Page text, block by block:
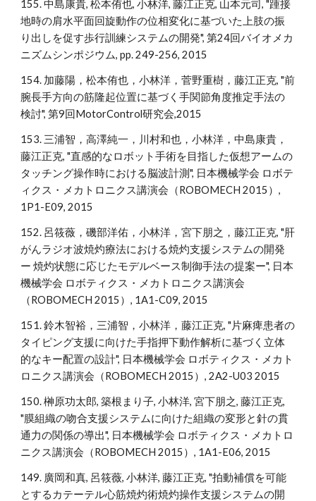
155. 中島康貴, 松本侑也, 小林洋, 藤江正克, 山本元司, "踵接
地時の肩水平面回旋動作の位相変化に基づいた上肢の振
り出しを促す歩行訓練システムの開発", 第24回バイオメカ
ニズムシンポジウム, pp. 249-256, 2015
154. 加藤陽，松本侑也，小林洋，菅野重樹，藤江正克, "前
腕長手方向の筋隆起位置に基づく手関節角度推定手法の
検討", 第9回MotorControl研究会,2015
153. 三浦智，高澤純一，川村和也，小林洋，中島康貴，
藤江正克, "直感的なロボット手術を目指した仮想アームの
タッチング操作時における脳波計測", 日本機械学会 ロボテ
ィクス・メカトロニクス講演会（ROBOMECH 2015）,
1P1-E09, 2015
152. 呂筱薇，磯部洋佑，小林洋，宮下朋之，藤江正克, "肝
がんラジオ波焼灼療法における焼灼支援システムの開発
ー 焼灼状態に応じたモデルベース制御手法の提案ー", 日本
機械学会 ロボティクス・メカトロニクス講演会
（ROBOMECH 2015）, 1A1-C09, 2015
151. 鈴木智裕，三浦智，小林洋，藤江正克, "片麻痺患者の
タイピング支援に向けた手指押下動作解析に基づく立体
的なキー配置の設計", 日本機械学会 ロボティクス・メカト
ロニクス講演会（ROBOMECH 2015）, 2A2-U03 2015
150. 榊原功太郎, 築根まり子, 小林洋, 宮下朋之, 藤江正克,
"膜組織の吻合支援システムに向けた組織の変形と針の貫
通力の関係の導出", 日本機械学会 ロボティクス・メカトロ
ニクス講演会（ROBOMECH 2015）, 1A1-E06, 2015
149. 廣岡和真, 呂筱薇, 小林洋, 藤江正克, "拍動補償を可能
とするカテーテル心筋焼灼術焼灼操作支援システムの開